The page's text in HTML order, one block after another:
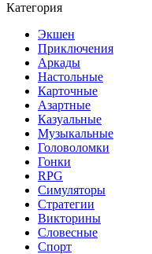
Категория
Экшен
Приключения
Аркады
Настольные
Карточные
Азартные
Казуальные
Музыкальные
Головоломки
Гонки
RPG
Симуляторы
Стратегии
Викторины
Словесные
Спорт